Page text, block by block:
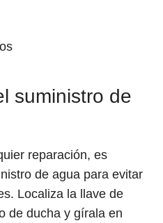
suministro de
reparación, es
de agua para evitar
Localiza la llave de
de ducha y gírala en